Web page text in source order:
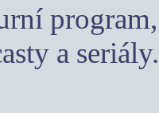
a seriály.